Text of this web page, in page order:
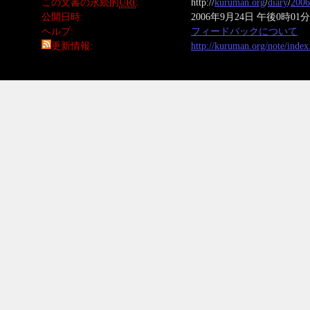
公開日時
2006年9月24日 午後0時01
ヘルプ
フィードバックについて
更新情報
http://kuruman.org/note/